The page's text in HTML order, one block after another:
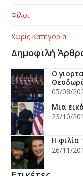
Φίλοι
Χωρίς Κατηγορία
Δημοφιλή
Ο
05/08/
Μια
23/10/
Η φιλία
26/11/